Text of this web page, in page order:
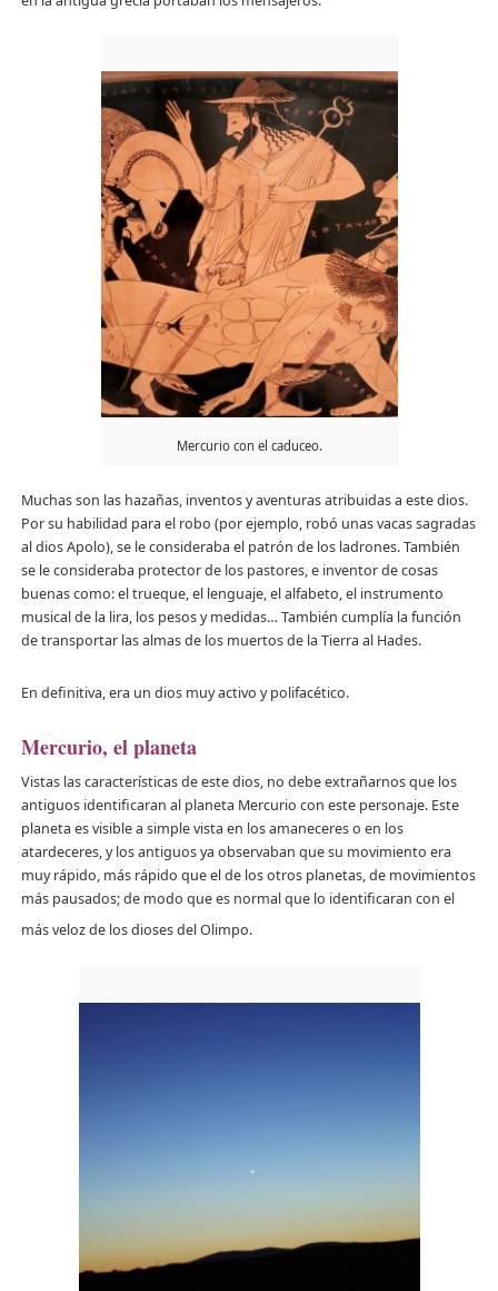
Mercurio con el caduceo.
Muchas son las hazañas, inventos y aventuras atribuidas a este dios.
Por su habilidad para el robo (por ejemplo, robó unas vacas sagradas
al dios Apolo), se le consideraba el patrón de los ladrones. También
se le consideraba protector de los pastores, e inventor de cosas
buenas como: el trueque, el lenguaje, el alfabeto, el instrumento
musical de la lira, los pesos y medidas… También cumplía la función
de transportar las almas de los muertos de la Tierra al Hades.
En definitiva, era un dios muy activo y polifacético.
Mercurio, el planeta
Vistas las características de este dios, no debe extrañarnos que los
antiguos identificaran al planeta Mercurio con este personaje. Este
planeta es visible a simple vista en los amaneceres o en los
atardeceres, y los antiguos ya observaban que su movimiento era
muy rápido, más rápido que el de los otros planetas, de movimientos
más pausados; de modo que es normal que lo identificaran con el
más veloz de los dioses del Olimpo.